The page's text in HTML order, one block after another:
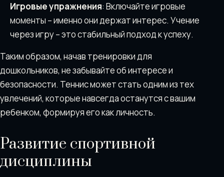
Игровые упражнения: Включайте игровые
моменты – именно они держат интерес. Учение
через игру – это стабильный подход к успеху.
Таким образом, начав тренировки для
дошкольников, не забывайте об интересе и
безопасности. Теннис может стать одним из тех
увлечений, которые навсегда останутся с вашим
ребенком, формируя его как личность.
Развитие спортивной
дисциплины